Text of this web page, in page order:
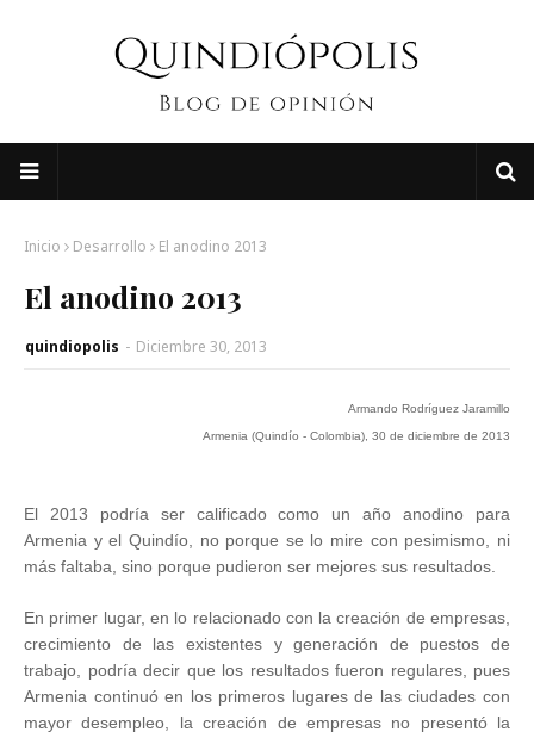
Inicio Desarrollo El anodino 2013
El anodino 2013
quindiopolis - Diciembre 30, 2013
Armando Rodríguez Jaramillo
Armenia (Quindío - Colombia), 30 de diciembre de 2013
El 2013 podría ser calificado como un año anodino para
Armenia y el Quindío, no porque se lo mire con pesimismo, ni
más faltaba, sino porque pudieron ser mejores sus resultados.
En primer lugar, en lo relacionado con la creación de empresas,
crecimiento de las existentes y generación de puestos de
trabajo, podría decir que los resultados fueron regulares, pues
Armenia continuó en los primeros lugares de las ciudades con
mayor desempleo, la creación de empresas no presentó la